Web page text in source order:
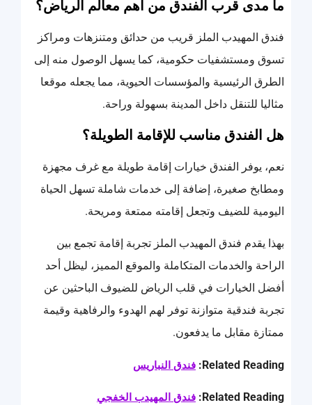
ما مدى قرب الفندق من أهم معالم الرياض؟
فندق المهيدب الملز قريب من حدائق ومتنزهات ومراكز
تسوق ومستشفيات حكومية، كما يسهل الوصول منه إلى
الطرق الرئيسية والمؤسسات الحيوية، مما يجعله موقعا
مثاليا للتنقل داخل المدينة بسهولة وراحة.
هل الفندق مناسب للإقامة الطويلة؟
نعم، يوفر الفندق خيارات إقامة طويلة مع غرف مجهزة
ومطابخ صغيرة، إضافة إلى خدمات شاملة تسهل الحياة
اليومية للضيف وتجعل إقامته ممتعة ومريحة.
بهذا يقدم فندق المهيدب الملز تجربة إقامة تجمع بين
الراحة والخدمات المتكاملة والموقع المميز، ليظل أحد
أفضل الخيارات في قلب الرياض للضيوف الباحثين عن
تجربة فندقية متوازنة توفر لهم الهدوء والرفاهية وقيمة
ممتازة مقابل ما يدفعون.
Related Reading: فندق النباريس
Related Reading: فندق المهيدب الخفجي